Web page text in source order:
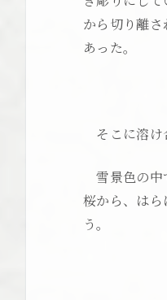
から切り離
あった。
そこに溶け
雪景色の中
桜から、は
う。